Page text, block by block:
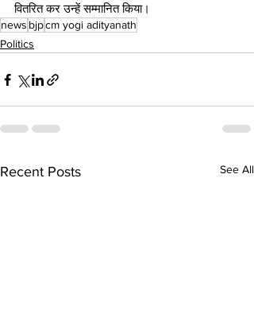
वितरित कर उन्हें सम्मानित किया।
news bjpcm yogi adityanath
Politics
Recent Posts See All